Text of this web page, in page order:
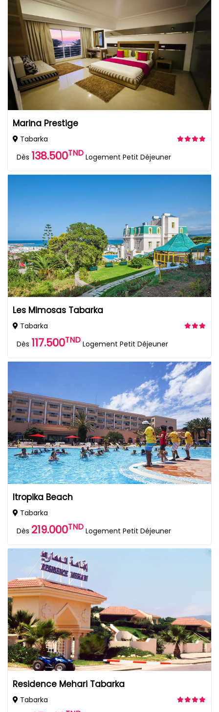
Marina Prestige
Tabarka
Dès 138.500TND Logement Petit Déjeuner
Les Mimosas Tabarka
Tabarka
Dès 117.500TND Logement Petit Déjeuner
Itropika Beach
Tabarka
Dès 219.000TND Logement Petit Déjeuner
Residence Mehari Tabarka
Tabarka